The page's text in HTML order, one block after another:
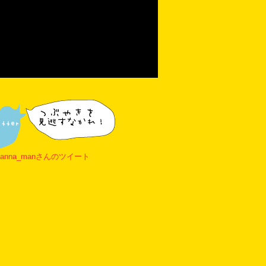
さんのツイート